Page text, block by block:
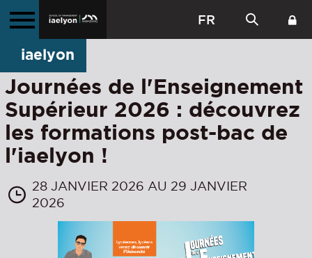
FR
iaelyon
Journées de l'Enseignement
Supérieur 2026 : découvrez
les formations post-bac de
l'iaelyon !
28 JANVIER 2026 AU 29 JANVIER
2026